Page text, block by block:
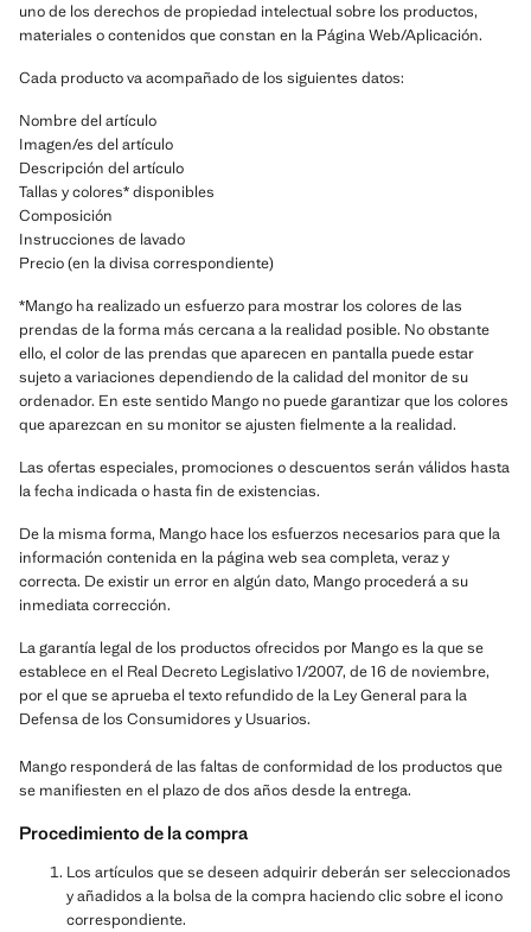
uno de los derechos de propiedad intelectual sobre los productos,
materiales o contenidos que constan en la Página Web/Aplicación.
Cada producto va acompañado de los siguientes datos:
Nombre del artículo
Imagen/es del artículo
Descripción del artículo
Tallas y colores* disponibles
Composición
Instrucciones de lavado
Precio (en la divisa correspondiente)
*Mango ha realizado un esfuerzo para mostrar los colores de las
prendas de la forma más cercana a la realidad posible. No obstante
ello, el color de las prendas que aparecen en pantalla puede estar
sujeto a variaciones dependiendo de la calidad del monitor de su
ordenador. En este sentido Mango no puede garantizar que los colores
que aparezcan en su monitor se ajusten fielmente a la realidad.
Las ofertas especiales, promociones o descuentos serán válidos hasta
la fecha indicada o hasta fin de existencias.
De la misma forma, Mango hace los esfuerzos necesarios para que la
información contenida en la página web sea completa, veraz y
correcta. De existir un error en algún dato, Mango procederá a su
inmediata corrección.
La garantía legal de los productos ofrecidos por Mango es la que se
establece en el Real Decreto Legislativo 1/2007, de 16 de noviembre,
por el que se aprueba el texto refundido de la Ley General para la
Defensa de los Consumidores y Usuarios.
Mango responderá de las faltas de conformidad de los productos que
se manifiesten en el plazo de dos años desde la entrega.
Procedimiento de la compra
Los artículos que se deseen adquirir deberán ser seleccionados
y añadidos a la bolsa de la compra haciendo clic sobre el icono
correspondiente.